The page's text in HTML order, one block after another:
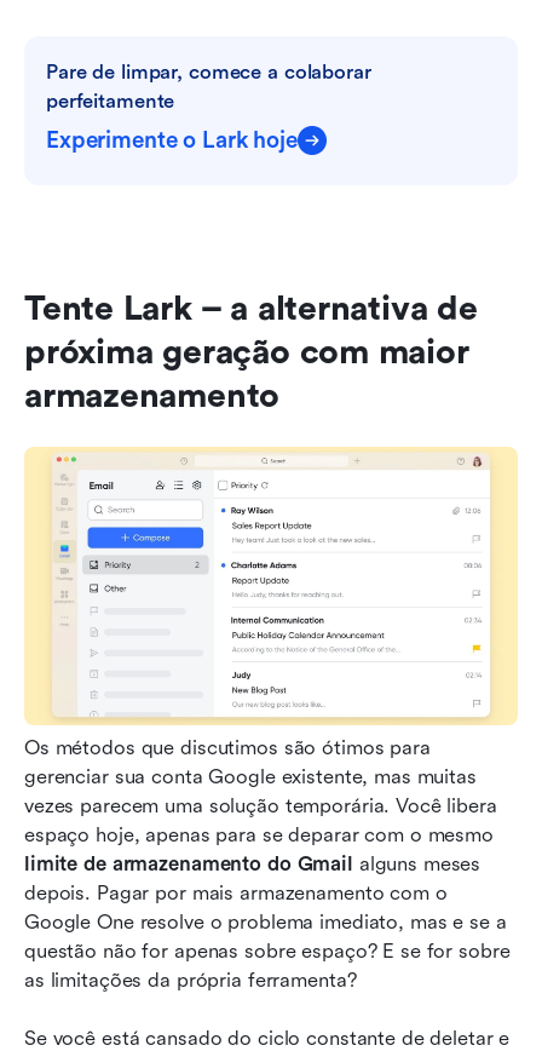
Pare de limpar, comece a colaborar
perfeitamente
Experimente o Lark hoje
Tente Lark – a alternativa de
próxima geração com maior
armazenamento
Os métodos que discutimos são ótimos para
gerenciar sua conta Google existente, mas muitas
vezes parecem uma solução temporária. Você libera
limite de armazenamento do Gmail alguns meses
depois. Pagar por mais armazenamento com o
Google One resolve o problema imediato, mas e se a
questão não for apenas sobre espaço? E se for sobre
as limitações da própria ferramenta?
Se você está cansado do ciclo constante de deletar e